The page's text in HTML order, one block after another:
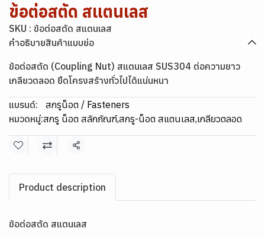
ข้อต่อสตัด สแตนเลส
SKU : ข้อต่อสตัด สแตนเลส
คำอธิบายสินค้าแบบย่อ
ข้อต่อสตัด (Coupling Nut) สแตนเลส SUS304 ต่อความยาว
เกลียวตลอด ยึดโครงสร้างทั่วไปได้แน่นหนา
แบรนด์:
สกรูน็อต / Fasteners
หมวดหมู่:สกรู น็อต สลักภัณฑ์,สกรู-น็อต สแตนเลส,เกลียวตลอด
แชร์
Product description
ข้อต่อสตัด สแตนเลส